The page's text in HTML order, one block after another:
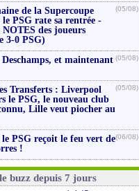
de la Supercoupe
PSG rate sa rentrée -
des joueurs
3-0 PSG)
(05/08)
et maintenant (05/08)
Transferts : Liverpool
le PSG, le nouveau club
Lille veut piocher au
(05/08)
PSG reçoit le feu vert de
!
(06/08)
buzz depuis 7 jours